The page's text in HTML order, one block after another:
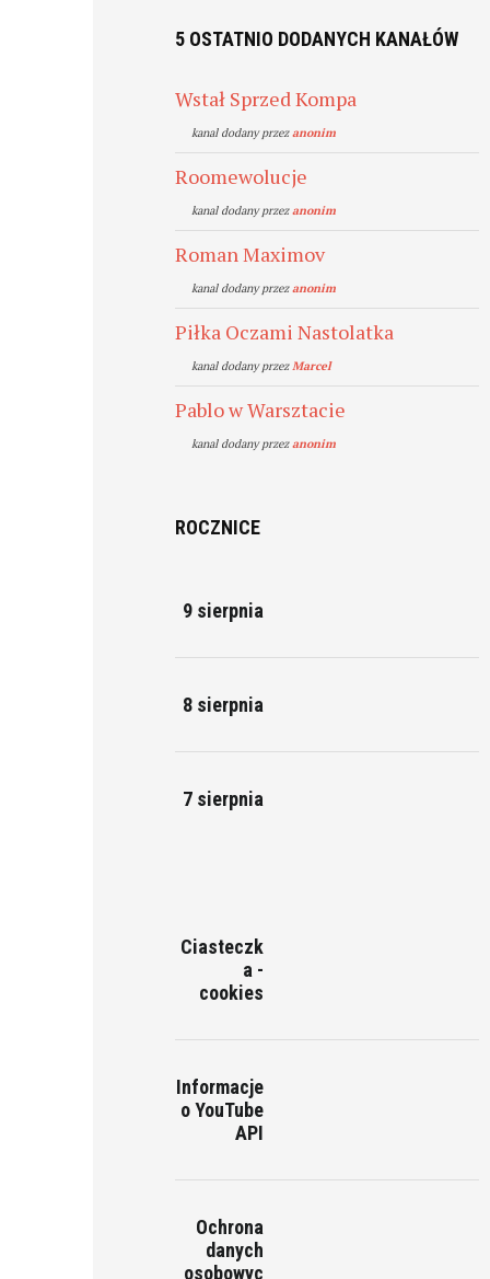
5 OSTATNIO DODANYCH KANAŁÓW
Wstał Sprzed Kompa
kanal dodany przezanonim
Roomewolucje
kanal dodany przezanonim
Roman Maximov
kanal dodany przezanonim
Piłka Oczami Nastolatka
kanal dodany przezMarcel
Pablo w Warsztacie
kanal dodany przezanonim
ROCZNICE
9 sierpnia
8 sierpnia
7 sierpnia
Ciasteczk
a -
cookies
Informacje
o YouTube
API
Ochrona
danych
osobowyc